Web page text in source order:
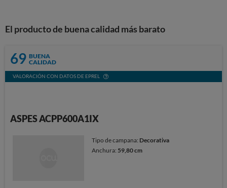
El producto de buena calidad más barato
69 BUENA
CALIDAD
VALORACIÓN CON DATOS DE EPREL
ASPES ACPP600A1IX
Tipo de campana: Decorativa
Anchura: 59,80 cm